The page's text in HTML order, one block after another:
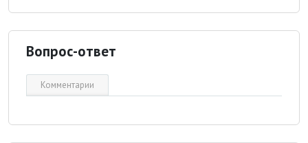
Вопрос-ответ
Комментарии